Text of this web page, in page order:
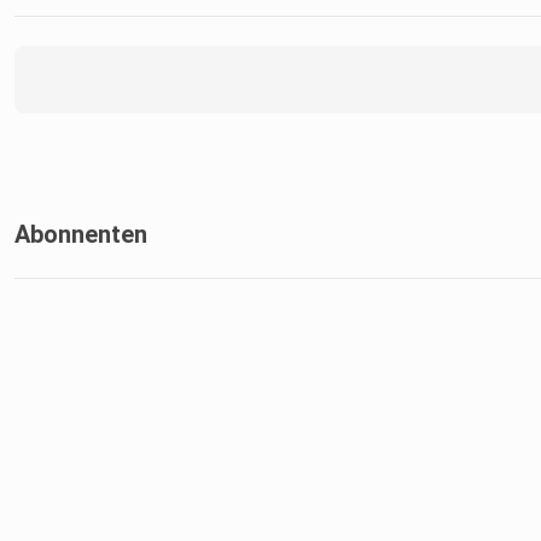
Abonnenten